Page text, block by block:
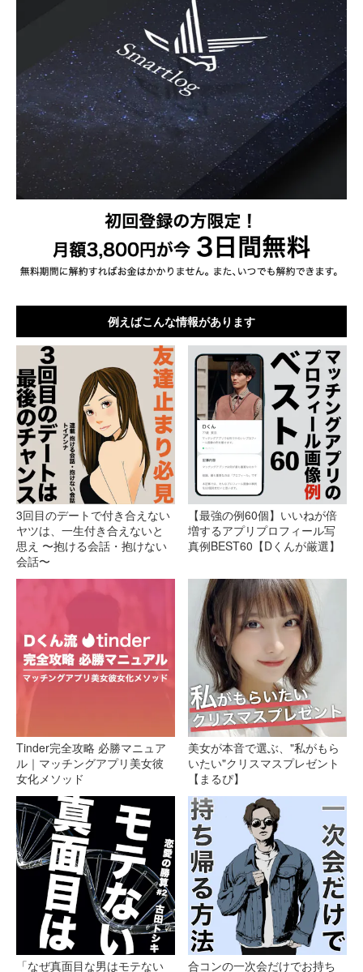
例えばこんな情報があります
3回目のデートで付き合えない
ヤツは、一生付き合えないと
思え 〜抱ける会話・抱けない
会話〜
【最強の例60個】いいねが倍
増するアプリプロフィール写
真例BEST60【Dくんが厳選】
Tinder完全攻略 必勝マニュア
ル｜マッチングアプリ美女彼
女化メソッド
美女が本音で選ぶ、"私がもら
いたい"クリスマスプレゼント
【まるぴ】
「なぜ真面目な男はモテない 合コンの一次会だけでお持ち